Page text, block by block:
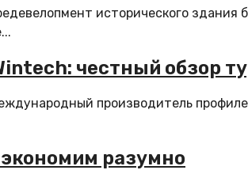
исторического
честный обзор
производитель
разумно